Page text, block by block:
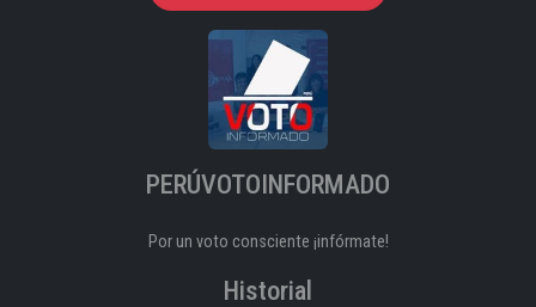
PERÚVOTOINFORMADO
Por un voto consciente ¡infórmate!
Historial